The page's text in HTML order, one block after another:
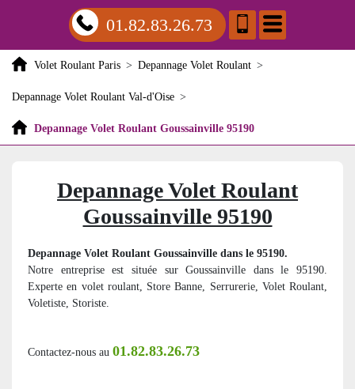
01.82.83.26.73
Volet Roulant Paris > Depannage Volet Roulant >
Depannage Volet Roulant Val-d'Oise >
Depannage Volet Roulant Goussainville 95190
Depannage Volet Roulant
Goussainville 95190
Depannage Volet Roulant Goussainville dans le 95190.
Notre entreprise est située sur Goussainville dans le 95190.
Experte en volet roulant, Store Banne, Serrurerie, Volet Roulant,
Voletiste, Storiste.
Contactez-nous au 01.82.83.26.73